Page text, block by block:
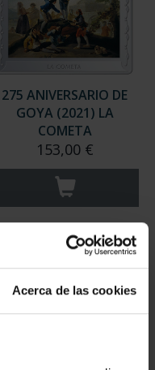
Acerca de las cookies
275 ANIVERSARIO DE
GOYA (2021) LA
COMETA
153,00 €